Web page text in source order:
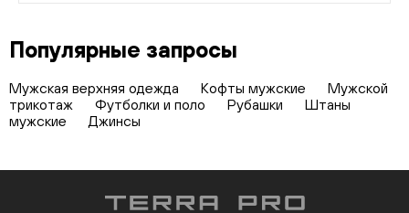
Популярные запросы
Мужская верхняя одежда Кофты мужские
Мужской
трикотаж
Футболки и поло Рубашки
Штаны
мужские
Джинсы